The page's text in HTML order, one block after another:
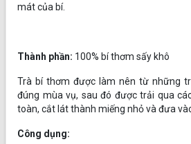
mát của bí.
Thành phần: 100% bí thơm sấy khô
Trà bí thơm được làm nên từ những
đúng mùa vụ, sau đó được trải qua
toàn, cắt lát thành miếng nhỏ và đưa
Công dụng: